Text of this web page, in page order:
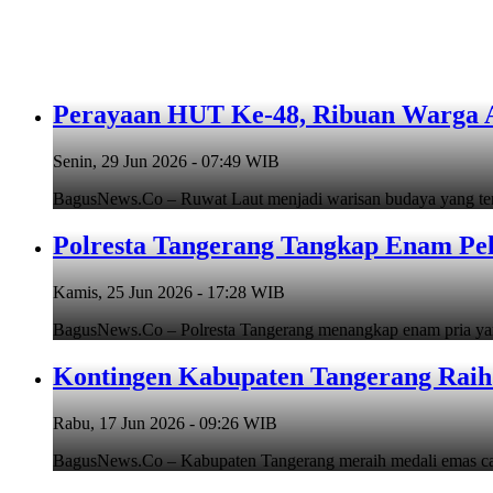
Perayaan HUT Ke-48, Ribuan
Senin, 29 Jun 2026 - 07:49 WIB
BagusNews.Co – Ruwat Laut menjadi warisan budaya yang
Polresta Tangerang Tangkap Enam
Kamis, 25 Jun 2026 - 17:28 WIB
BagusNews.Co – Polresta Tangerang menangkap enam pria
Kontingen Kabupaten Tangerang
Rabu, 17 Jun 2026 - 09:26 WIB
BagusNews.Co – Kabupaten Tangerang meraih medali